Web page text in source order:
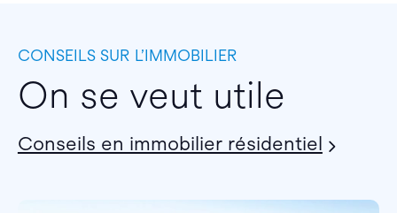
CONSEILS SUR L’IMMOBILIER
On se veut utile
Conseils en immobilier résidentiel